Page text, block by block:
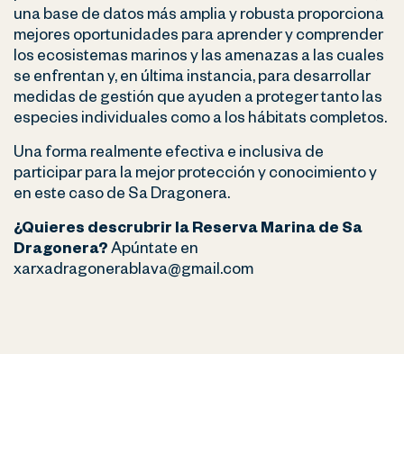
una base de datos más amplia y robusta proporciona
mejores oportunidades para aprender y comprender
los ecosistemas marinos y las amenazas a las cuales
se enfrentan y, en última instancia, para desarrollar
medidas de gestión que ayuden a proteger tanto las
especies individuales como a los hábitats completos.
Una forma realmente efectiva e inclusiva de
participar para la mejor protección y conocimiento y
en este caso de Sa Dragonera.
¿Quieres descrubrir la Reserva Marina de Sa
Dragonera? Apúntate en
xarxadragonerablava@gmail.com